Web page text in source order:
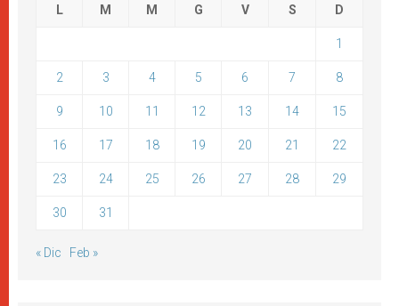
L M M G V S D
1
2 3 4 5 6 7 8
9 10 11 12 13 14 15
16 17 18 19 20 21 22
23 24 25 26 27 28 29
30 31
« Dic Feb »